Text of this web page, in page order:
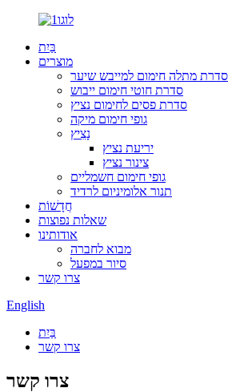
בַּיִת
מוצרים
סדרת מתלה חימום למייבש שיער
סדרת חוטי חימום ייבוש
סדרת פסים לחימום נציץ
גופי חימום מיקה
נָצִיץ
יריעת נציץ
צינור נציץ
גופי חימום חשמליים
תנור אלומיניום לרדיד
חֲדָשׁוֹת
שאלות נפוצות
אודותינו
מבוא לחברה
סיור במפעל
צרו קשר
English
בַּיִת
צרו קשר
צרו קשר